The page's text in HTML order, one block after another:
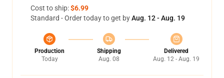
Cost to ship:$6.99
Standard - Order today to get byAug. 12 - Aug. 19
Production
Today
Shipping
Aug. 08
Delivered
Aug. 12 - Aug. 19